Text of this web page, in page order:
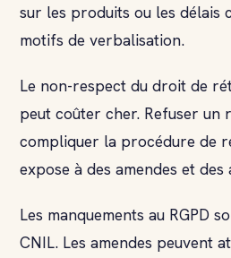
sur les produits ou les délais
motifs de verbalisation.
Le non-respect du droit de
peut coûter cher. Refuser un
compliquer la procédure de
expose à des amendes et
Les manquements au RGPD
CNIL. Les amendes peuvent